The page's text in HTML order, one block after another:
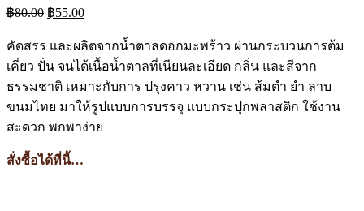
฿80.00 Original
price
฿55.00Current
price
is:
฿55.00.
คัดสรร และผลิตจากน้ำตาลดอกมะพร้าว ผ่านกระบวนการต้ม
เคี่ยว ปั่น จนได้เนื้อน้ำตาลที่เนียนละเอียด กลิ่น และสีจาก
ธรรมชาติ เหมาะกับการ ปรุงคาว หวาน เช่น ส้มตำ ยำ ลาบ
ขนมไทย มาให้รูปแบบการบรรจุ แบบกระปุกพลาสติก ใช้งาน
สะดวก พกพาง่าย
สั่งซื้อได้ที่นี้…